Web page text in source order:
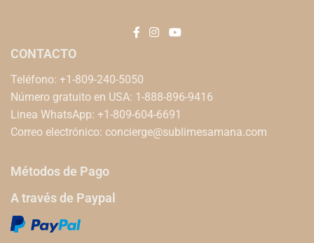
CONTACTO
Teléfono: +1-809-240-5050
Número gratuito en USA: 1-888-896-9416
Linea WhatsApp: +1-809-604-6691
Correo electrónico: concierge@sublimesamana.com
Métodos de Pago
A través de Paypal